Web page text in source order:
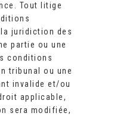
Tout litige
juridiction des
partie ou une
conditions
tribunal ou une
invalide et/ou
applicable,
sera modifiée,